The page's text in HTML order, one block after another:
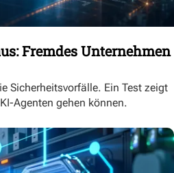
Fremdes Unternehmen
Sicherheitsvorfälle. Ein Test zeigt
Agenten gehen können.